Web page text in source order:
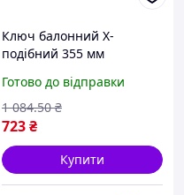
Ключ балонний Х-
подібний 355 мм
головками 17 19 21 23 мм
FLAME
Готово до відправки
723₴
1 084.50 ₴
Купити